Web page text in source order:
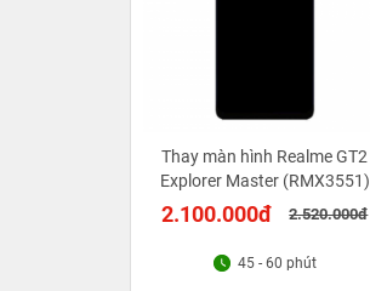
Thay màn hình Realme GT2
Explorer Master (RMX3551)
2.100.000đ 2.520.000đ
45 - 60 phút